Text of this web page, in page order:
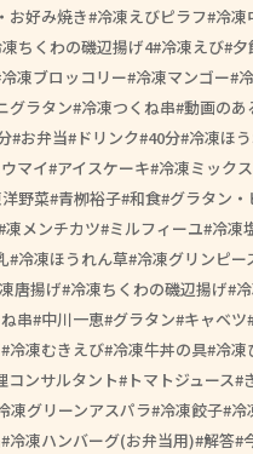
お好み焼き 冷凍えびピラフ 冷凍
ちくわの磯辺揚げ4 冷凍えび 夕
冷凍ブロッコリー 冷凍マンゴー
グラタン 冷凍つくね串 動画のあ
お弁当 ドリンク 40分 冷凍ほ
マイ アイスケーキ 冷凍ミック
野菜 青栁裕子 和食 グラタン・
凍メンチカツ ミルフィーユ 冷凍
冷凍ほうれん草 冷凍グリンピー
唐揚げ 冷凍ちくわの磯辺揚げ
串 中川一恵 グラタン キャベツ
冷凍むきえび 冷凍牛丼の具 冷凍
コンサルタント トマトジュース
凍グリーンアスパラ 冷凍餃子 冷
冷凍ハンバーグ(お弁当用) 解答